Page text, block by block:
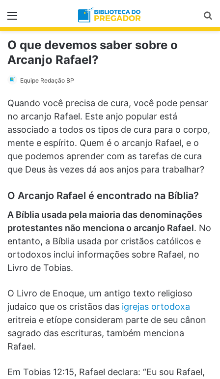
Menu
O que devemos saber sobre o
Arcanjo Rafael?
Equipe Redação BP
Quando você precisa de cura, você pode pensar
no arcanjo Rafael. Este anjo popular está
associado a todos os tipos de cura para o corpo,
mente e espírito. Quem é o arcanjo Rafael, e o
que podemos aprender com as tarefas de cura
que Deus às vezes dá aos anjos para trabalhar?
O Arcanjo Rafael é encontrado na Bíblia?
A Bíblia usada pela maioria das denominações
protestantes não menciona o arcanjo Rafael. No
entanto, a Bíblia usada por cristãos católicos e
ortodoxos inclui informações sobre Rafael, no
Livro de Tobias.
O Livro de Enoque, um antigo texto religioso
judaico que os cristãos das igrejas ortodoxa
eritreia e etíope consideram parte de seu cânon
sagrado das escrituras, também menciona
Rafael.
Em Tobias 12:15, Rafael declara: “Eu sou Rafael,